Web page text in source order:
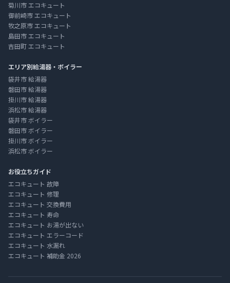
菊川市 エコキュート
御前崎市 エコキュート
牧之原市 エコキュート
島田市 エコキュート
吉田町 エコキュート
エリア別給湯器・ボイラー
袋井市 給湯器
磐田市 給湯器
掛川市 給湯器
浜松市 給湯器
袋井市 ボイラー
磐田市 ボイラー
掛川市 ボイラー
浜松市 ボイラー
お役立ちガイド
エコキュート 故障
エコキュート 修理
エコキュート 交換費用
エコキュート 寿命
エコキュート お湯が出ない
エコキュート エラーコード
エコキュート 水漏れ
エコキュート 補助金 2026